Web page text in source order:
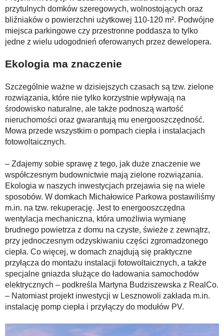
przytulnych domków szeregowych, wolnostojących oraz
bliźniaków o powierzchni użytkowej 110-120 m². Podwójne
miejsca parkingowe czy przestronne poddasza to tylko
jedne z wielu udogodnień oferowanych przez dewelopera.
Ekologia ma znaczenie
Szczególnie ważne w dzisiejszych czasach są tzw. zielone
rozwiązania, które nie tylko korzystnie wpływają na
środowisko naturalne, ale także podnoszą wartość
nieruchomości oraz gwarantują mu energooszczędność.
Mowa przede wszystkim o pompach ciepła i instalacjach
fotowoltaicznych.
– Zdajemy sobie sprawę z tego, jak duże znaczenie we
współczesnym budownictwie mają zielone rozwiązania.
Ekologia w naszych inwestycjach przejawia się na wiele
sposobów. W domkach Michałowice Parkowa postawiliśmy
m.in. na tzw. rekuperację. Jest to energooszczędna
wentylacja mechaniczna, która umożliwia wymianę
brudnego powietrza z domu na czyste, świeże z zewnątrz,
przy jednoczesnym odzyskiwaniu części zgromadzonego
ciepła. Co więcej, w domach znajdują się praktyczne
przyłącza do montażu instalacji fotowoltaicznych, a także
specjalne gniazda służące do ładowania samochodów
elektrycznych – podkreśla Martyna Budziszewska z RealCo.
– Natomiast projekt inwestycji w Lesznowoli zakłada m.in.
instalację pomp ciepła i przyłączy do modułów PV.